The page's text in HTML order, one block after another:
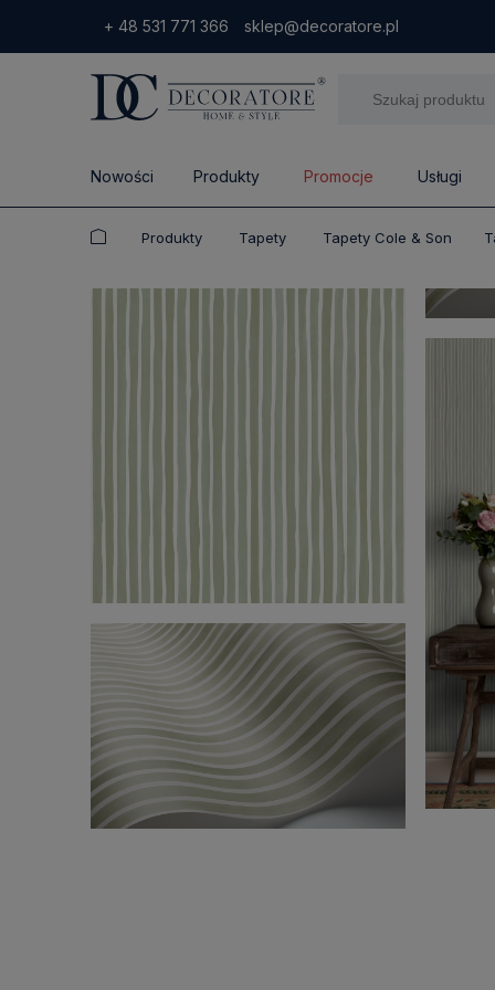
+ 48 531 771 366 sklep@decoratore.pl
Nowości Produkty Promocje Usługi
Produkty Tapety Tapety Cole & Son